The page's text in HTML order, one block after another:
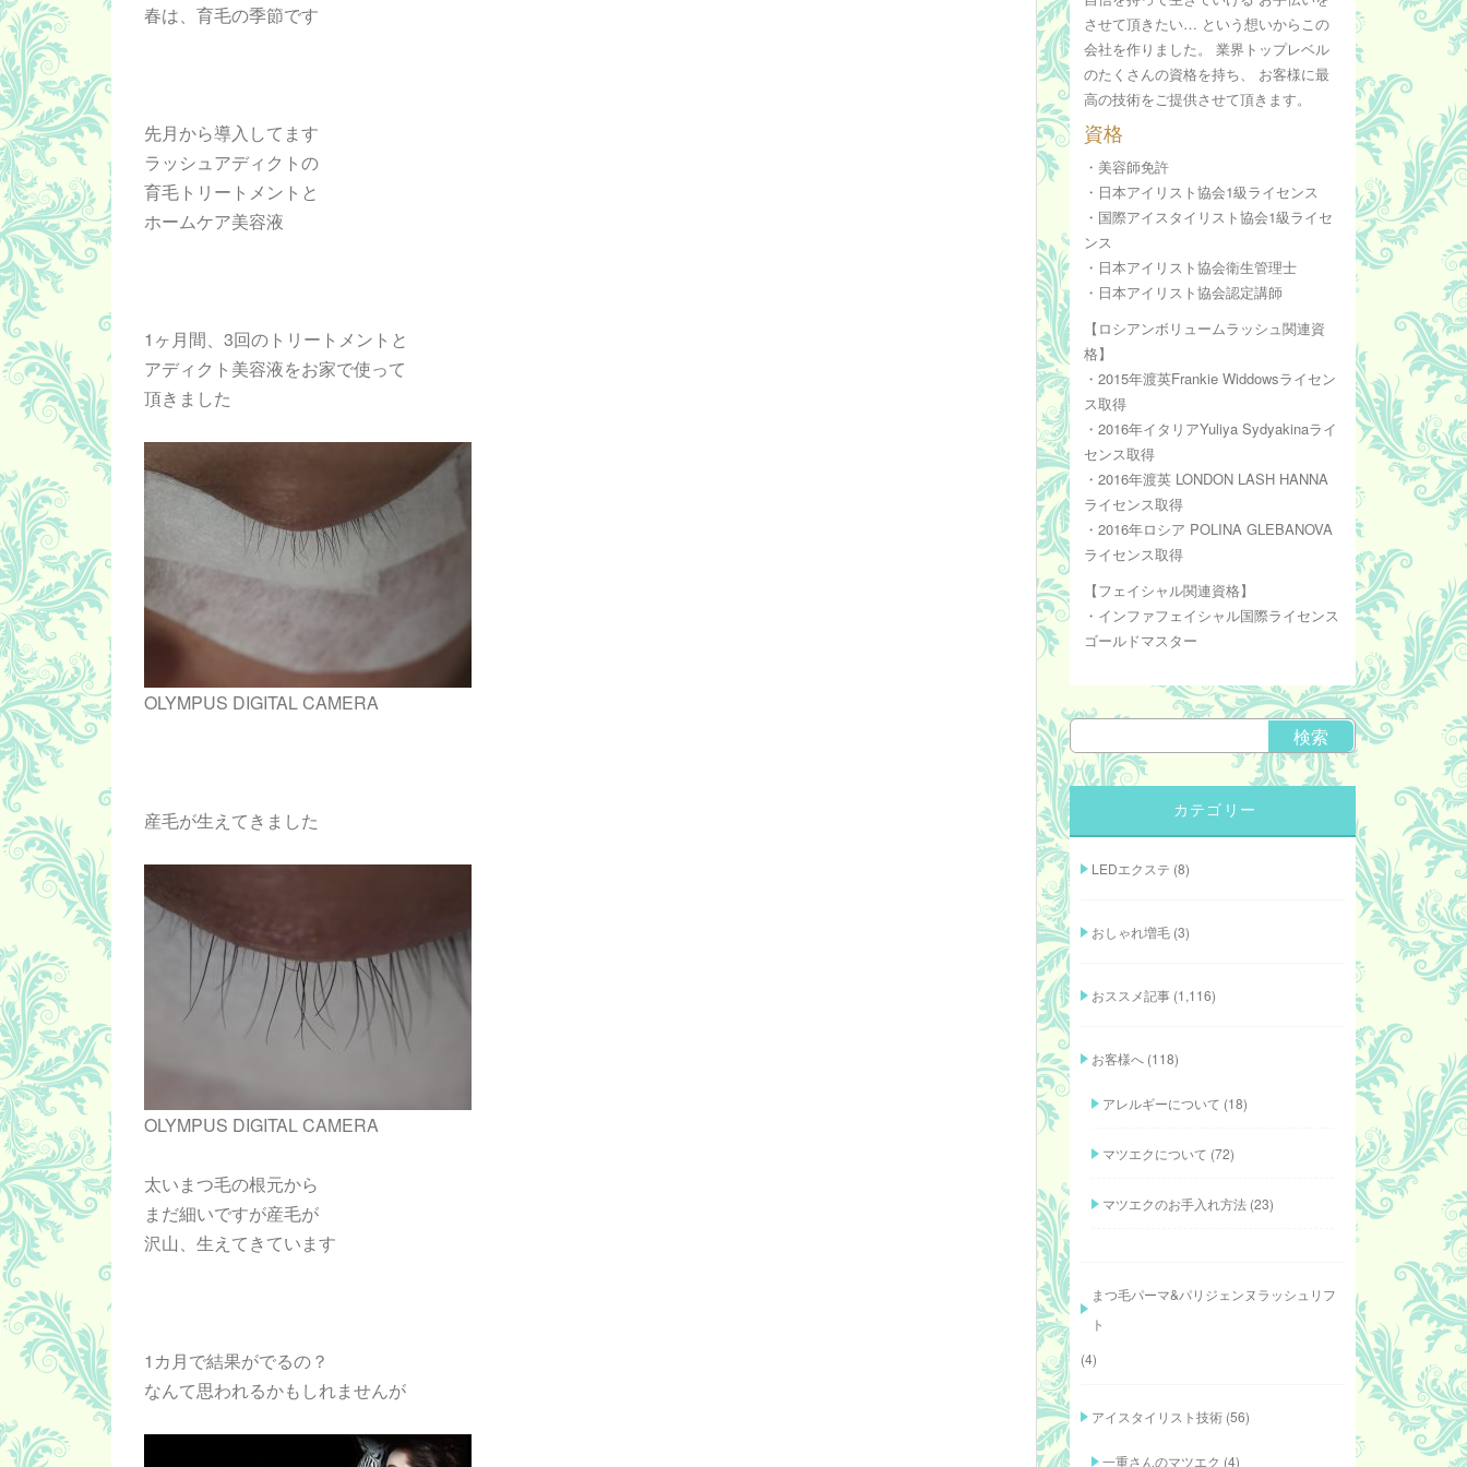
春は、育毛の季節です
先月から導入してます
ラッシュアディクトの
育毛トリートメントと
ホームケア美容液
1ヶ月間、3回のトリートメントと
アディクト美容液をお家で使って
頂きました
OLYMPUS DIGITAL CAMERA
産毛が生えてきました
OLYMPUS DIGITAL CAMERA
太いまつ毛の根元から
まだ細いですが産毛が
沢山、生えてきています
1カ月で結果がでるの？
なんて思われるかもしれませんが
させて頂きたい… という想いからこの
会社を作りました。 業界トップレベル
のたくさんの資格を持ち、 お客様に最
高の技術をご提供させて頂きます。
資格
・美容師免許
・日本アイリスト協会1級ライセンス
・国際アイスタイリスト協会1級ライセ
ンス
・日本アイリスト協会衛生管理士
・日本アイリスト協会認定講師
【ロシアンボリュームラッシュ関連資
格】
・2015年渡英Frankie Widdowsライセン
ス取得
・2016年イタリアYuliya Sydyakinaライ
センス取得
・2016年渡英 LONDON LASH HANNA
ライセンス取得
・2016年ロシア POLINA GLEBANOVA
ライセンス取得
【フェイシャル関連資格】
・インファフェイシャル国際ライセンス
ゴールドマスター
カテゴリー
LEDエクステ (8)
おしゃれ増毛(3)
おススメ記事(1,116)
お客様へ(118)
アレルギーについて (18)
マツエクについて (72)
マツエクのお手入れ方法(23)
まつ毛パーマ&パリジェンヌラッシュリフ
ト
(4)
アイスタイリスト技術(56)
一重さんのマツエク (4)